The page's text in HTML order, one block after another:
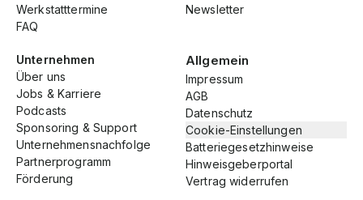
Werkstatttermine
FAQ
Newsletter
Unternehmen
Über uns
Jobs & Karriere
Podcasts
Sponsoring & Support
Unternehmensnachfolge
Partnerprogramm
Förderung
Allgemein
Impressum
AGB
Datenschutz
Cookie-Einstellungen
Batteriegesetzhinweise
Hinweisgeberportal
Vertrag widerrufen